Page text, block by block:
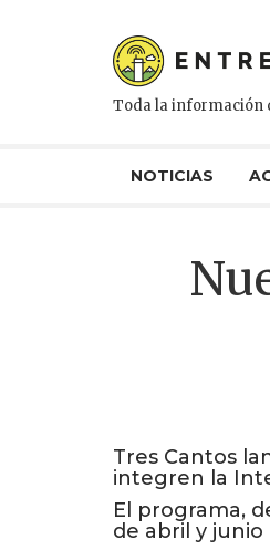
Toda la información
NOTICIAS
Tres Cantos
integren la
El programa,
de abril y junio